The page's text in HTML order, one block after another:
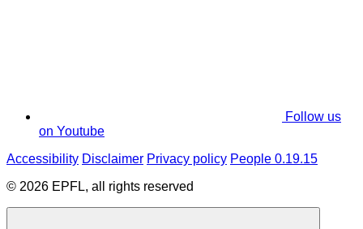
Follow us
on Youtube
Accessibility Disclaimer Privacy policy People 0.19.15
© 2026 EPFL, all rights reserved